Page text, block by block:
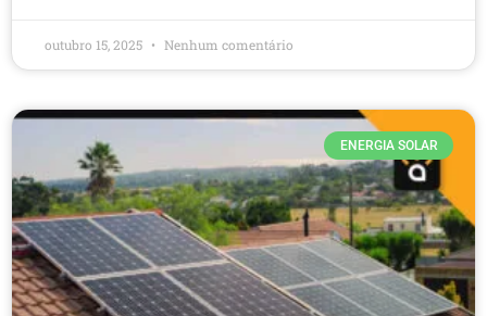
outubro 15, 2025 Nenhum comentário
ENERGIA SOLAR